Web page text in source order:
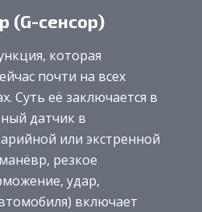
(G-сенсор)
которая
почти на всех
Суть её заключается в
датчик в
или экстренной
резкое
удар,
включает